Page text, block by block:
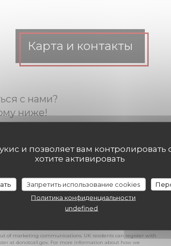
и позволяет вам
хотите активировать
Запретить использование cookies
Политика конфиденциальности
undefined
Карта и контакты
с нами?
ниже!
of marketing communications. UK residents can register with
at donotcall.gov. For more information about how we